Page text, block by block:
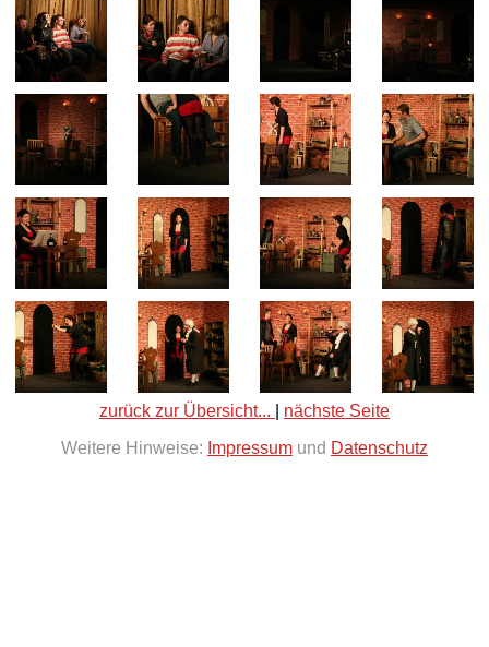
zurück zur Übersicht...
nächste Seite
Weitere Hinweise: Impressum und Datenschutz